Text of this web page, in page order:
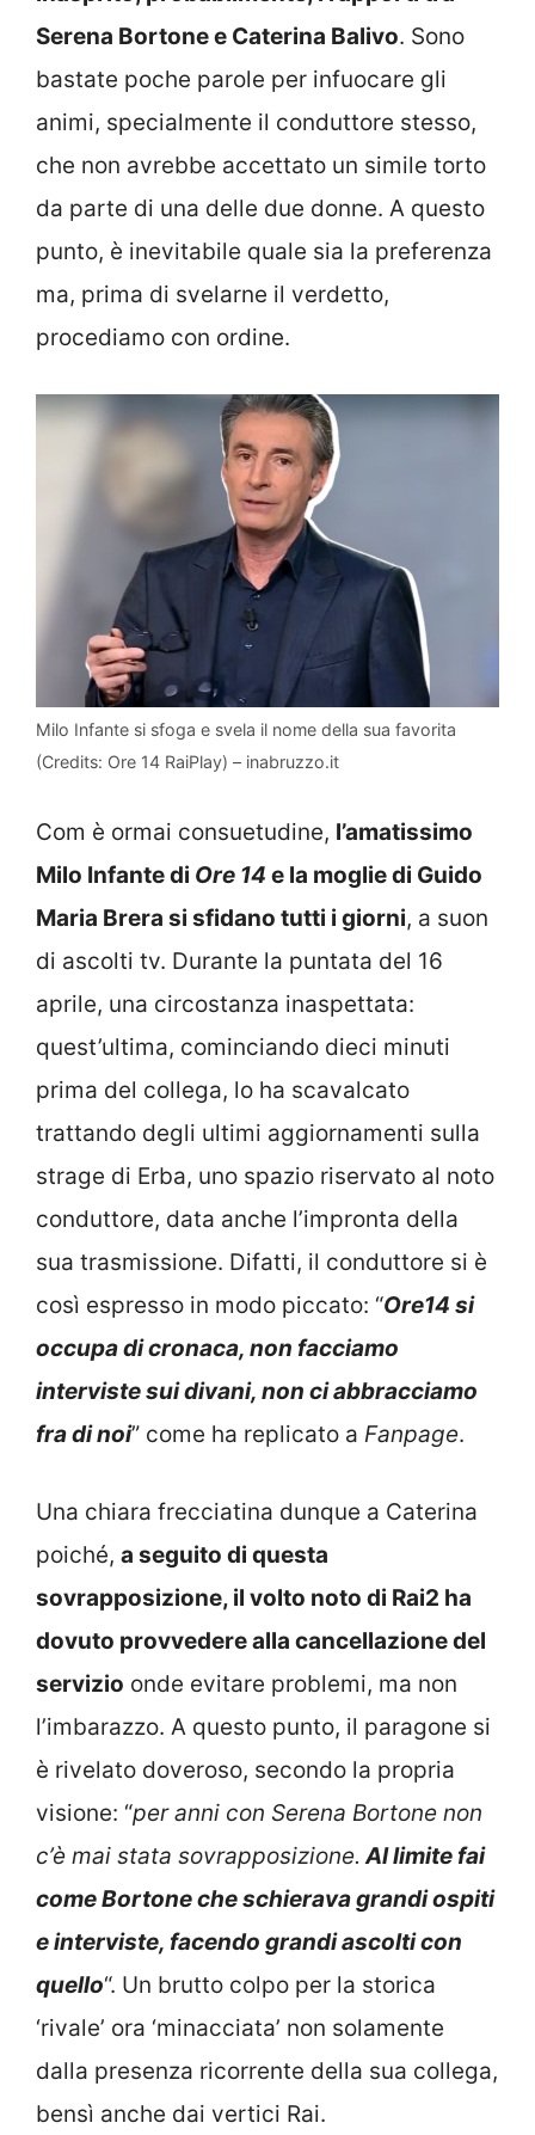
Serena Bortone e Caterina Balivo. Sono
bastate poche parole per infuocare gli
animi, specialmente il conduttore stesso,
che non avrebbe accettato un simile torto
da parte di una delle due donne. A questo
punto, è inevitabile quale sia la preferenza
ma, prima di svelarne il verdetto,
procediamo con ordine.
Milo Infante si sfoga e svela il nome della sua favorita
(Credits: Ore 14 RaiPlay) – inabruzzo.it
Com è ormai consuetudine, l’amatissimo
Milo Infante di Ore 14 e la moglie di Guido
Maria Brera si sfidano tutti i giorni, a suon
di ascolti tv. Durante la puntata del 16
aprile, una circostanza inaspettata:
quest’ultima, cominciando dieci minuti
prima del collega, lo ha scavalcato
trattando degli ultimi aggiornamenti sulla
strage di Erba, uno spazio riservato al noto
conduttore, data anche l’impronta della
sua trasmissione. Difatti, il conduttore si è
così espresso in modo piccato: “Ore14 si
occupa di cronaca, non facciamo
interviste sui divani, non ci abbracciamo
fra di noi” come ha replicato a Fanpage.
Una chiara frecciatina dunque a Caterina
poiché, a seguito di questa
sovrapposizione, il volto noto di Rai2 ha
dovuto provvedere alla cancellazione del
servizio onde evitare problemi, ma non
l’imbarazzo. A questo punto, il paragone si
è rivelato doveroso, secondo la propria
visione: “per anni con Serena Bortone non
c’è mai stata sovrapposizione. Al limite fai
come Bortone che schierava grandi ospiti
e interviste, facendo grandi ascolti con
quello“. Un brutto colpo per la storica
‘rivale’ ora ‘minacciata’ non solamente
dalla presenza ricorrente della sua collega,
bensì anche dai vertici Rai.